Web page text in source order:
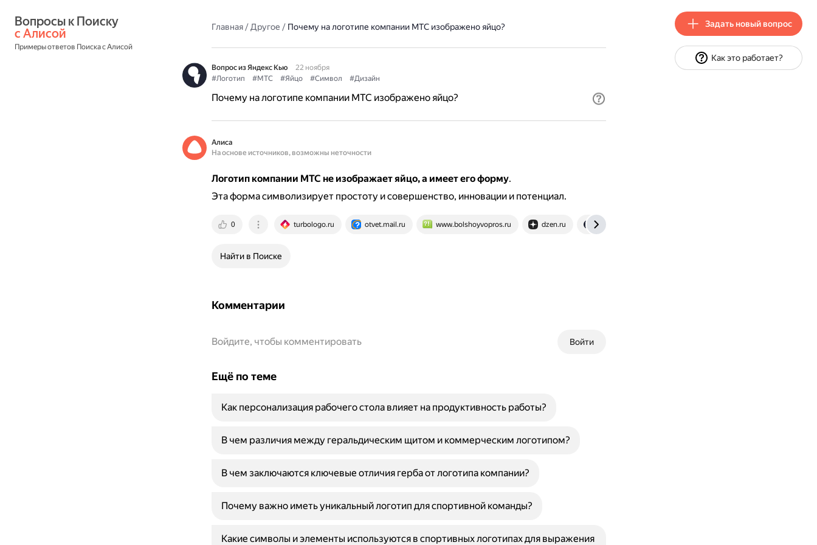
с Алисой
Примеры ответов Поиска с Алисой
Главная/Другое / Почему на логотипе компании МТС изображено яйцо?
Вопрос из Яндекс Кью
22 ноября
#Логотип
#МТС #Яйцо #Символ #Дизайн
Почему на логотипе компании МТС изображено яйцо?
Алиса
На основе источников, возможны неточности
Логотип компании МТС не изображает яйцо, а имеет его форму.
Эта форма символизирует простоту и совершенство, инновации и потенциал.
0 turbologo.ru otvet.mail.ru www.bolshoyvopros.ru dzen.ru yandex.ru
Найти в Поиске
Комментарии
Войти
Войдите, чтобы комментировать
Ещё по теме
Как персонализация рабочего стола влияет на продуктивность работы?
В чем различия между геральдическим щитом и коммерческим логотипом?
В чем заключаются ключевые отличия герба от логотипа компании?
Почему важно иметь уникальный логотип для спортивной команды?
Какие символы и элементы используются в спортивных логотипах для выражения
Задать новый вопрос
Как это работает?